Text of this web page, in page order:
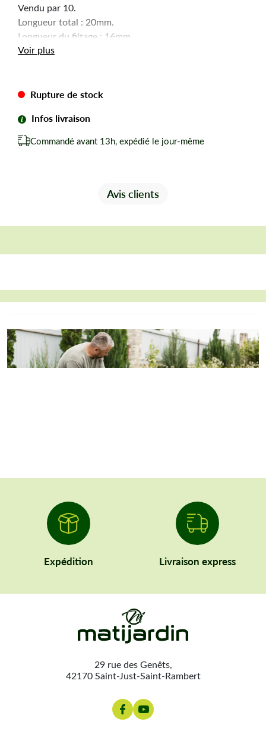
Vendu par 10.
Longueur total : 20mm.
Longueur du filtage : 16mm.
Diamètre du filtage : 5mm.
Voir plus
Rupture de stock
Infos livraison
Commandé avant 13h, expédié le jour-même
Avis clients
Expédition Livraison express
29 rue des Genêts,
42170 Saint-Just-Saint-Rambert